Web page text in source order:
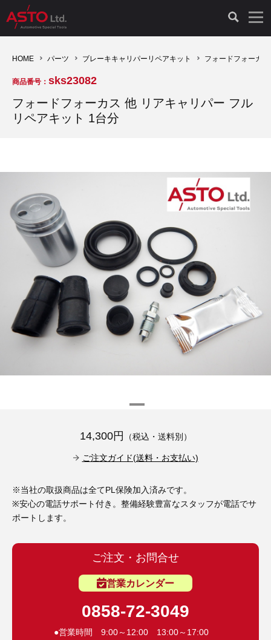
診断機（16）
キープログラマー（4）
オプション品（17）
TPMS（4）
その他（9）
診断テスター（10）
キープログラマー（20）
安定化電源ユニット（8）
バッテリーテスター（4）
古い車両用診断テスター（10）
バイク用診断テスター（7）
HCB TOOLS（45）
AST TOOLS（51）
ドイツ車（211）
イタリア/フランス車（27）
イギリス車（23）
アメリカ車（15）
スウェーデン車（20）
ホイールロック取り外しツール（6）
3D プリンターペン（8）
オシロスコープ（2）
オシロ関連商品（9）
その他（8）
ドイツ車（427）
イタリア/フランス車（145）
スウェーデン車（45）
日本車（40）
ロシア（8）
ブレーキキャリパーリペアキット（368）
ライト関連（6）
その他（12）
現品修理（77）
リビルト品（58）
イモビライザーOFF（1）
その他（6）
オシロスコープ（10）
アクセサリー（13）
HOME パーツ ブレーキキャリパーリペアキット フォードフォーカ
商品番号： sks23082
フォードフォーカス 他 リアキャリパー フル
リペアキット 1台分
14,300円 （税込・送料別）
ご注文ガイド(送料・お支払い)
※当社の取扱商品は全てPL保険加入済みです。
※安心の電話サポート付き。整備経験豊富なスタッフが電話でサ
ポートします。
ご注文・お問合せ
営業カレンダー
0858-72-3049
●営業時間 9:00～12:00 13:00～17:00